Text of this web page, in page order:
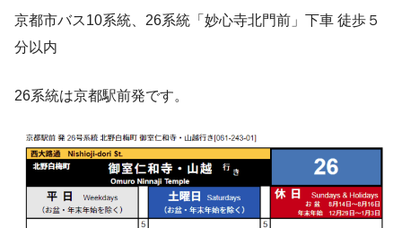
京都市バス10系統、26系統「妙心寺北門前」下車 徒歩５
分以内
26系統は京都駅前発です。